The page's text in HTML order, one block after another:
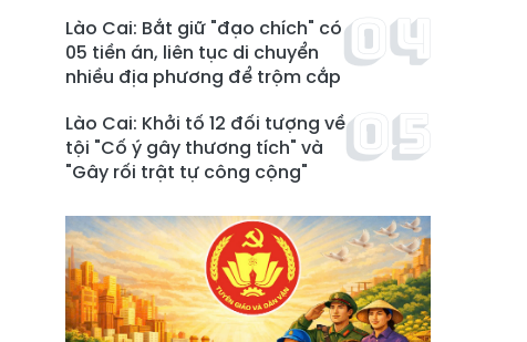
Lào Cai: Bắt giữ "đạo chích" có
05 tiền án, liên tục di chuyển
nhiều địa phương để trộm cắp
Lào Cai: Khởi tố 12 đối tượng về
tội "Cố ý gây thương tích" và
"Gây rối trật tự công cộng"